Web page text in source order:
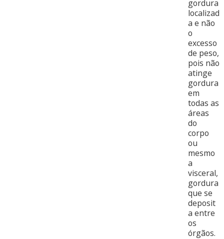
gordura
localizad
a e não
o
excesso
de peso,
pois não
atinge
gordura
em
todas as
áreas
do
corpo
ou
mesmo
a
visceral,
gordura
que se
deposit
a entre
os
órgãos.